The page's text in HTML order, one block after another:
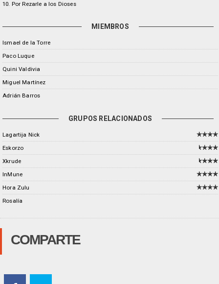
10. Por Rezarle a los Dioses
MIEMBROS
Ismael de la Torre
Paco Luque
Quini Valdivia
Miguel Martínez
Adrián Barros
GRUPOS RELACIONADOS
Lagartija Nick
Eskorzo
Xkrude
InMune
Hora Zulu
Rosalía
COMPARTE